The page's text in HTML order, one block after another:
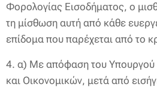
Φορολογίας Εισοδήματος, ο
τη μίσθωση αυτή από κάθε
επίδομα που παρέχεται από το
4. α) Με απόφαση του Υπουργού
και Οικονομικών, μετά από